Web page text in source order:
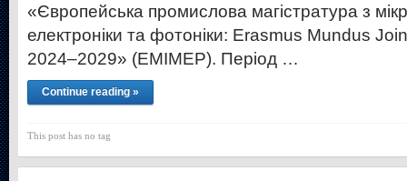
«Європейська промислова магістратура з
електроніки та фотоніки: Erasmus Mundus
2024–2029» (EMIMEP). Період …
Continue reading »
This post has no tag